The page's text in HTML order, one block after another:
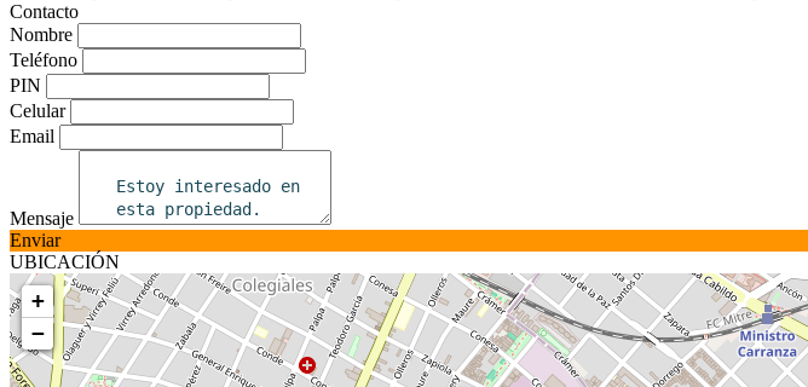
Contacto
Nombre
Teléfono
PIN
Celular
Email
Mensaje
Enviar
UBICACIÓN
+
−